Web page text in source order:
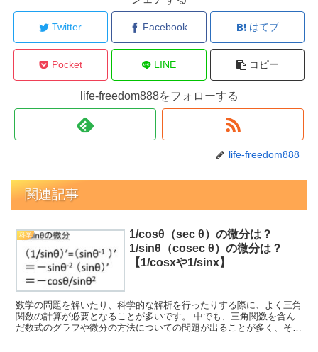
Twitter Facebook はてブ
Pocket LINE コピー
life-freedom888をフォローする
life-freedom888
関連記事
科学
1/cosθ（sec θ）の微分は？
1/sinθ（cosec θ）の微分は？
【1/cosxや1/sinx】
数学の問題を解いたり、科学的な解析を行ったりする際に、よく三角
関数の計算が必要となることが多いです。 中でも、三角関数を含ん
だ数式のグラフや微分の方法についての問題が出ることが多く、その